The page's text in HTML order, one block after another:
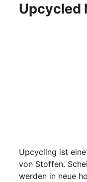
Upcycled
Upcycling ist
von Stoffen.
werden in neue